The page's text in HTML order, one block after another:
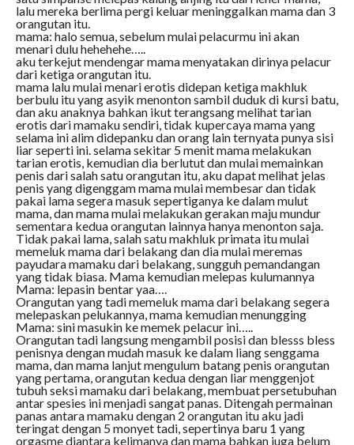
lalu mereka berlima pergi keluar meninggalkan mama dan 3
orangutan itu.
mama: halo semua, sebelum mulai pelacurmu ini akan
menari dulu hehehehe…..
aku terkejut mendengar mama menyatakan dirinya pelacur
dari ketiga orangutan itu.
mama lalu mulai menari erotis didepan ketiga makhluk
berbulu itu yang asyik menonton sambil duduk di kursi batu,
dan aku anaknya bahkan ikut terangsang melihat tarian
erotis dari mamaku sendiri, tidak kupercaya mama yang
selama ini alim didepanku dan orang lain ternyata punya sisi
liar seperti ini. selama sekitar 5 menit mama melakukan
tarian erotis, kemudian dia berlutut dan mulai memainkan
penis dari salah satu orangutan itu, aku dapat melihat jelas
penis yang digenggam mama mulai membesar dan tidak
pakai lama segera masuk sepertiganya ke dalam mulut
mama, dan mama mulai melakukan gerakan maju mundur
sementara kedua orangutan lainnya hanya menonton saja.
Tidak pakai lama, salah satu makhluk primata itu mulai
memeluk mama dari belakang dan dia mulai meremas
payudara mamaku dari belakang, sungguh pemandangan
yang tidak biasa. Mama kemudian melepas kulumannya
Mama: lepasin bentar yaa….
Orangutan yang tadi memeluk mama dari belakang segera
melepaskan pelukannya, mama kemudian menungging
Mama: sini masukin ke memek pelacur ini…..
Orangutan tadi langsung mengambil posisi dan blesss bless
penisnya dengan mudah masuk ke dalam liang senggama
mama, dan mama lanjut mengulum batang penis orangutan
yang pertama, orangutan kedua dengan liar menggenjot
tubuh seksi mamaku dari belakang, membuat persetubuhan
antar spesies ini menjadi sangat panas. Ditengah permainan
panas antara mamaku dengan 2 orangutan itu aku jadi
teringat dengan 5 monyet tadi, sepertinya baru 1 yang
orgasme diantara kelimanya dan mama bahkan juga belum